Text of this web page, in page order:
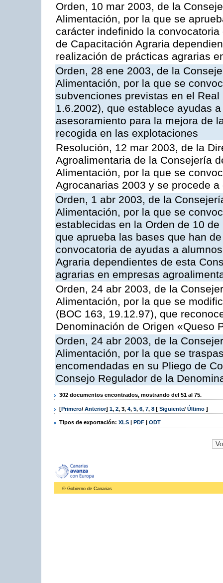
Orden, 10 mar 2003, de la
Alimentación, por la que se
carácter indefinido la
de Capacitación Agraria
realización de prácticas agrarias
Orden, 28 ene 2003, de la
Alimentación, por la que se
subvenciones previstas en el
1.6.2002), que establece ayudas
asesoramiento para la mejora de
recogida en las explotaciones
Resolución, 12 mar 2003, de la
Agroalimentaria de la Consejería
Alimentación, por la que se
Agrocanarias 2003 y se procede
Orden, 1 abr 2003, de la
Alimentación, por la que se
establecidas en la Orden de 10
que aprueba las bases que han
convocatoria de ayudas a
Agraria dependientes de esta
agrarias en empresas
Orden, 24 abr 2003, de la
Alimentación, por la que se
(BOC 163, 19.12.97), que
Denominación de Origen «Queso
Orden, 24 abr 2003, de la
Alimentación, por la que se
encomendadas en su Pliego de
Consejo Regulador de la
302 documentos encontrados, mostrando del 51 al 75.
[Primero/ Anterior] 1, 2, 3, 4, 5, 6, 7, 8 [ Siguiente/ Último ]
Tipos de exportación: XLS | PDF | ODT
© Gobierno de Canarias